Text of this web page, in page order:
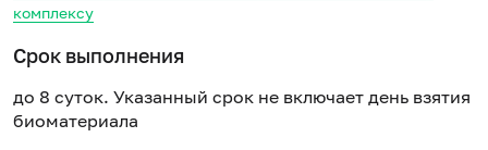
комплексу
Срок выполнения
до 8 суток. Указанный срок не включает день взятия
биоматериала